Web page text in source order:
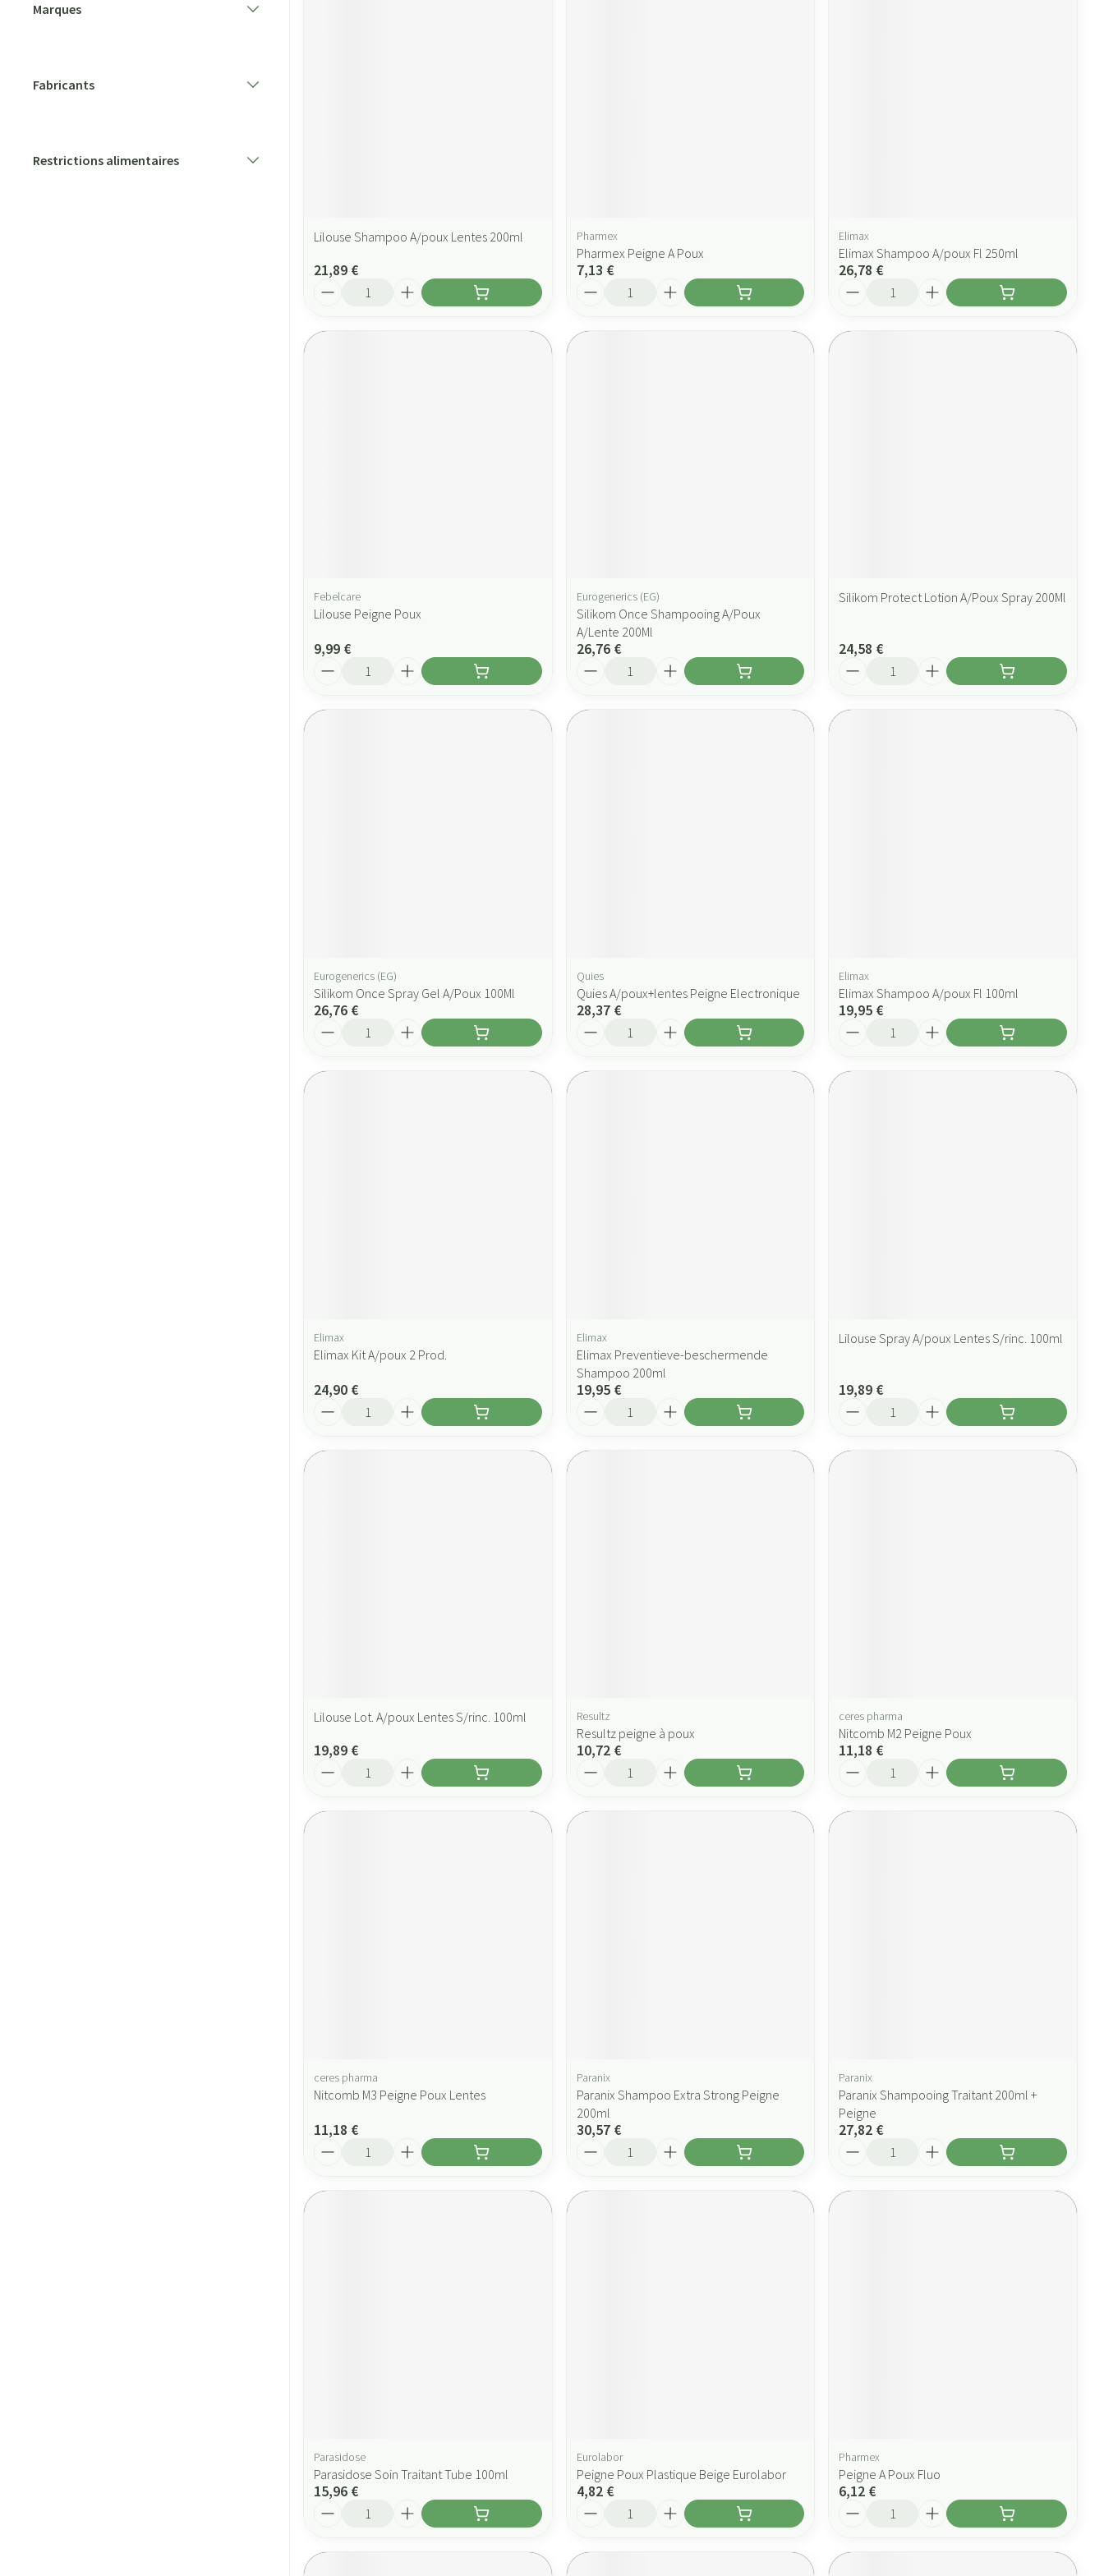
Marques
Fabricants
Restrictions alimentaires
Lilouse Shampoo A/poux Lentes 200ml
21,89 €
Pharmex
Pharmex Peigne A Poux
7,13 €
Elimax
Elimax Shampoo A/poux Fl 250ml
26,78 €
Febelcare
Lilouse Peigne Poux
9,99 €
Eurogenerics (EG)
Silikom Once Shampooing A/Poux
A/Lente 200Ml
26,76 €
Silikom Protect Lotion A/Poux Spray 200Ml
24,58 €
Eurogenerics (EG)
Silikom Once Spray Gel A/Poux 100Ml
26,76 €
Quies
Quies A/poux+lentes Peigne Electronique
28,37 €
Elimax
Elimax Shampoo A/poux Fl 100ml
19,95 €
Elimax
Elimax Kit A/poux 2 Prod.
24,90 €
Elimax
Elimax Preventieve-beschermende
Shampoo 200ml
19,95 €
Lilouse Spray A/poux Lentes S/rinc. 100ml
19,89 €
Lilouse Lot. A/poux Lentes S/rinc. 100ml
19,89 €
Resultz
Resultz peigne à poux
10,72 €
ceres pharma
Nitcomb M2 Peigne Poux
11,18 €
ceres pharma
Nitcomb M3 Peigne Poux Lentes
11,18 €
Paranix
Paranix Shampoo Extra Strong Peigne
200ml
30,57 €
Paranix
Paranix Shampooing Traitant 200ml +
Peigne
27,82 €
Parasidose
Parasidose Soin Traitant Tube 100ml
15,96 €
Eurolabor
Peigne Poux Plastique Beige Eurolabor
4,82 €
Pharmex
Peigne A Poux Fluo
6,12 €